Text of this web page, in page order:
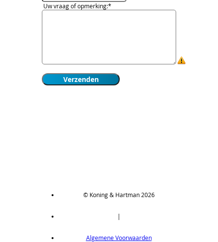
Uw vraag of opmerking:*
© Koning & Hartman 2026
|
Algemene Voorwaarden